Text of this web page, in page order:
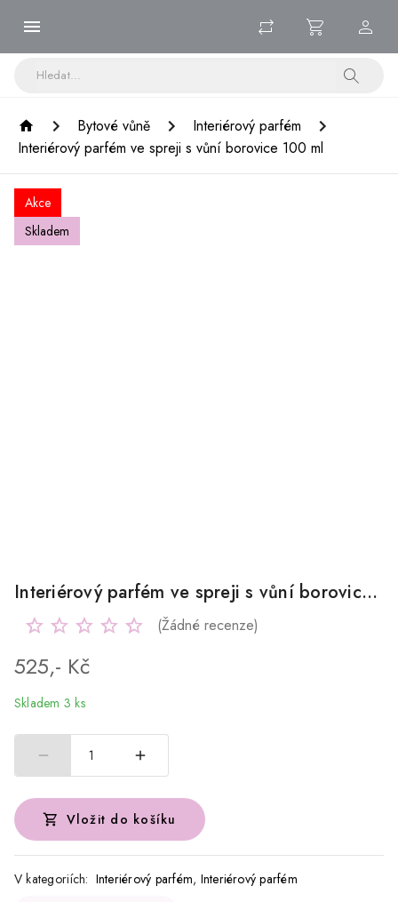
Bytové vůně
Interiérový parfém
Interiérový parfém ve spreji s vůní borovice 100 ml
Akce
Skladem
Interiérový parfém ve spreji s vůní borovice 100 ml
(Žádné recenze)
525,- Kč
Skladem 3 ks
1
Vložit do košíku
V kategoriích: Interiérový parfém, Interiérový parfém